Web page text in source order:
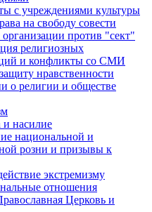
с учреждениями культуры
на свободу совести
организации против "сект"
религиозных
и конфликты со СМИ
нравственности
о религии и обществе
и насилие
национальной и
розни и призывы к
экстремизму
отношения
Церковь и